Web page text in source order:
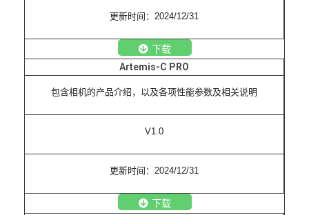
更新时间：2024/12/31
下载
Artemis-C PRO
包含相机的产品介绍，以及各项性能参数及相关说明
V1.0
更新时间：2024/12/31
下载